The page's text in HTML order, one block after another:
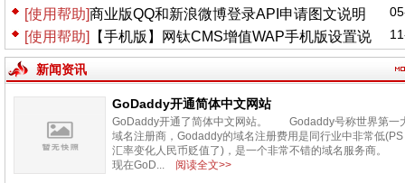
[使用帮助]商业版QQ和新浪微博登录API申请图文说明
[使用帮助] 【手机版】网钛CMS增值WAP手机版设置说
明新闻资讯
GoDaddy开通简体中文网站
GoDaddy开通了简体中文网站。 Godaddy号称世界第一
域名注册商，Godaddy的域名注册费用是同行业中非常低
汇率变化人民币贬值了)，是一个非常不错的域名服务商
现在GoD...
阅读全文>>